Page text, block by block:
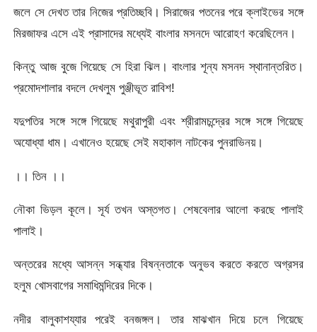
জলে সে দেখত তার নিজের প্রতিচ্ছবি। সিরাজের পতনের পরে ক্লাইভের সঙ্গে
মিরজাফর এসে এই প্রাসাদের মধ্যেই বাংলার মসনদে আরোহণ করেছিলেন।
কিন্তু আজ বুজে গিয়েছে সে হিরা ঝিল। বাংলার শূন্য মসনদ স্থানান্তরিত।
প্রমোদশালার বদলে দেখলুম পুঞ্জীভূত রাবিশ!
যদুপতির সঙ্গে সঙ্গে গিয়েছে মথুরাপুরী এবং শ্রীরামচন্দ্রের সঙ্গে সঙ্গে গিয়েছে
অযোধ্যা ধাম। এখানেও হয়েছে সেই মহাকাল নাটকের পুনরাভিনয়।
।। তিন ।।
নৌকা ভিড়ল কূলে। সূর্য তখন অস্তগত। শেষবেলার আলো করছে পালাই
পালাই।
অন্তরের মধ্যে আসন্ন সন্ধ্যার বিষন্নতাকে অনুভব করতে করতে অগ্রসর
হলুম খোসবাগের সমাধিমন্দিরের দিকে।
নদীর বালুকাশয্যার পরেই বনজঙ্গল। তার মাঝখান দিয়ে চলে গিয়েছে